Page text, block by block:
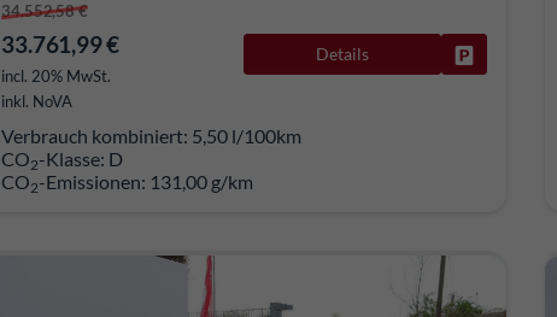
34.552,58 €
33.761,99 €
incl. 20% MwSt.
inkl. NoVA
Details Fahrzeug
Verbrauch kombiniert: 5,50 l/100km
CO2-Klasse: D
CO2-Emissionen: 131,00 g/km